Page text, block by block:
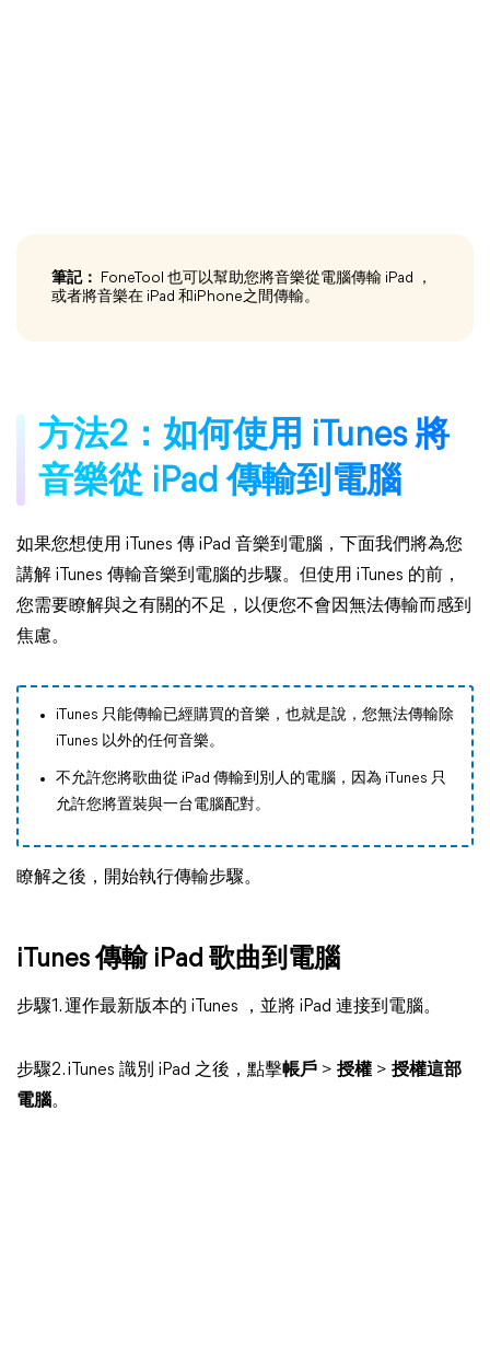
筆記： FoneTool 也可以幫助您將音樂從電腦傳輸 iPad ，
或者將音樂在 iPad 和iPhone之間傳輸。
方法2：如何使用 iTunes 將
音樂從 iPad 傳輸到電腦
如果您想使用 iTunes 傳 iPad 音樂到電腦，下面我們將為您
講解 iTunes 傳輸音樂到電腦的步驟。但使用 iTunes 的前，
您需要瞭解與之有關的不足，以便您不會因無法傳輸而感到
焦慮。
iTunes 只能傳輸已經購買的音樂，也就是說，您無法傳輸除
iTunes 以外的任何音樂。
不允許您將歌曲從 iPad 傳輸到別人的電腦，因為 iTunes 只
允許您將置裝與一台電腦配對。
瞭解之後，開始執行傳輸步驟。
iTunes 傳輸 iPad 歌曲到電腦
步驟1. 運作最新版本的 iTunes ，並將 iPad 連接到電腦。
步驟2. iTunes 識別 iPad 之後，點擊帳戶 > 授權 > 授權這部
電腦。